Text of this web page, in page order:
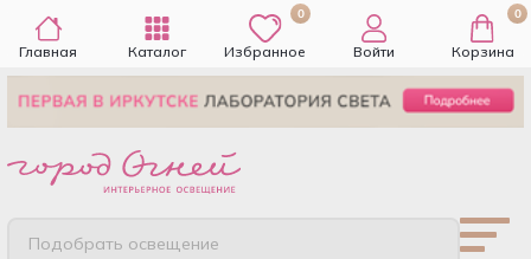
Главная Каталог
0
Избранное Войти
0
Корзина
Подобрать освещение